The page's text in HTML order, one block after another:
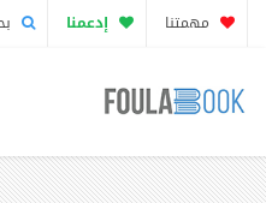
مهمتنا إدعمنا